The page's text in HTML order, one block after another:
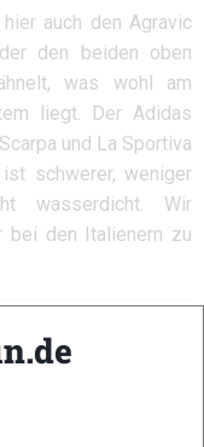
auch den Agravic
den beiden oben
was wohl am
liegt. Der Adidas
und La Sportiva
schwerer, weniger
wasserdicht. Wir
bei den Italienern zu